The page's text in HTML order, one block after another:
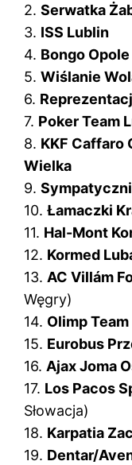
2.Serwatka
3. ISS Lublin
4. Bongo Opole
5.Wiślanie
6.
7. Poker Team
8. KKF Caffaro
Wielka
9.
10.Łamaczki
11. Hal-Mont
12. Kormed
13. AC Villám
Węgry)
14. Olimp
15. Eurobus
16. Ajax Joma
17. Los Pacos
Słowacja)
18. Karpatia
19. Dentar/